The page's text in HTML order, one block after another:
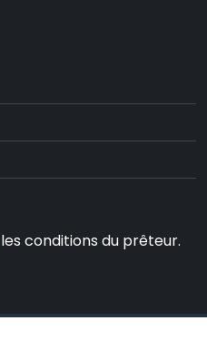
conditions du prêteur.